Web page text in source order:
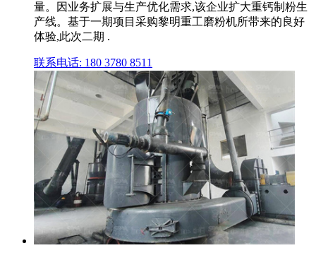
量。因业务扩展与生产优化需求,该企业扩大重钙制粉生
产线。基于一期项目采购黎明重工磨粉机所带来的良好
体验,此次二期 .
联系电话: 180 3780 8511